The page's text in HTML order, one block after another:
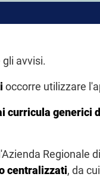
avvisi.
occorre utilizzare
curricula
Regionale
centralizzati, da